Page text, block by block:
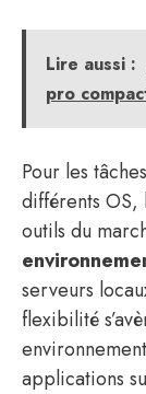
Lire aussi :
pro
Pour les
différents
outils du
serveurs
flexibilité
applications